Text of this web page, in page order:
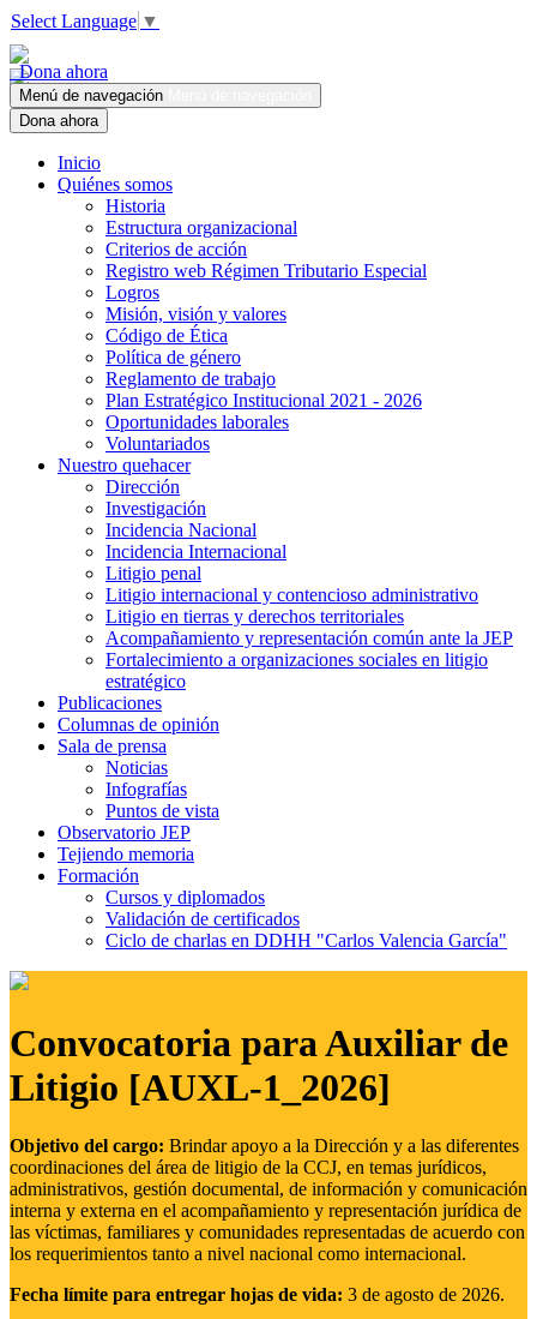
Select Language ▼
Dona ahora
Menú de navegación
Dona ahora
Inicio
Quiénes somos
Historia
Estructura organizacional
Criterios de acción
Registro web Régimen Tributario Especial
Logros
Misión, visión y valores
Código de Ética
Política de género
Reglamento de trabajo
Plan Estratégico Institucional 2021 - 2026
Oportunidades laborales
Voluntariados
Nuestro quehacer
Dirección
Investigación
Incidencia Nacional
Incidencia Internacional
Litigio penal
Litigio internacional y contencioso administrativo
Litigio en tierras y derechos territoriales
Acompañamiento y representación común ante la JEP
Fortalecimiento a organizaciones sociales en litigio
estratégico
Publicaciones
Columnas de opinión
Sala de prensa
Noticias
Infografías
Puntos de vista
Observatorio JEP
Tejiendo memoria
Formación
Cursos y diplomados
Validación de certificados
Ciclo de charlas en DDHH "Carlos Valencia García"
Convocatoria para Auxiliar de
Litigio [AUXL-1_2026]
Objetivo del cargo: Brindar apoyo a la Dirección y a las diferentes
coordinaciones del área de litigio de la CCJ, en temas jurídicos,
administrativos, gestión documental, de información y comunicación
interna y externa en el acompañamiento y representación jurídica de
las víctimas, familiares y comunidades representadas de acuerdo con
los requerimientos tanto a nivel nacional como internacional.
Fecha límite para entregar hojas de vida: 3 de agosto de 2026.